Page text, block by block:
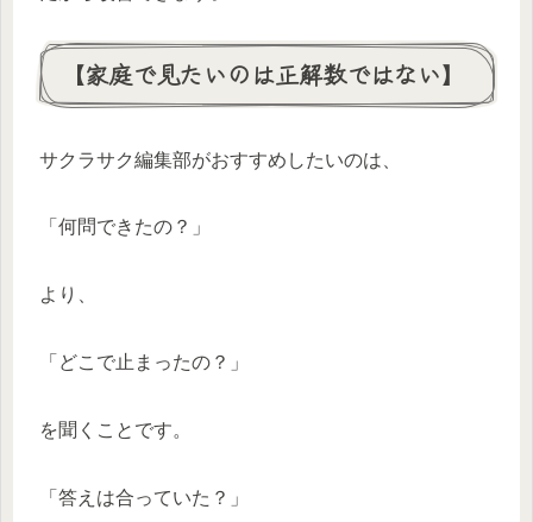
【家庭で見たいのは正解数ではない】
サクラサク編集部がおすすめしたいのは、
「何問できたの？」
より、
「どこで止まったの？」
を聞くことです。
「答えは合っていた？」